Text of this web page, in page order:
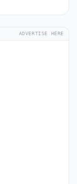
ADVERTISE HERE